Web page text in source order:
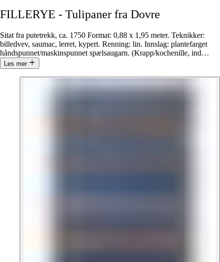
FILLERYE - Tulipaner fra Dovre
Sitat fra putetrekk, ca. 1750 Format: 0,88 x 1,95 meter. Teknikker:
billedvev, saumac, lerret, kypert. Renning: lin. Innslag: plantefarget
håndspunnet/maskinspunnet spælsaugarn. (Krapp/kochenille, ind…
Les mer